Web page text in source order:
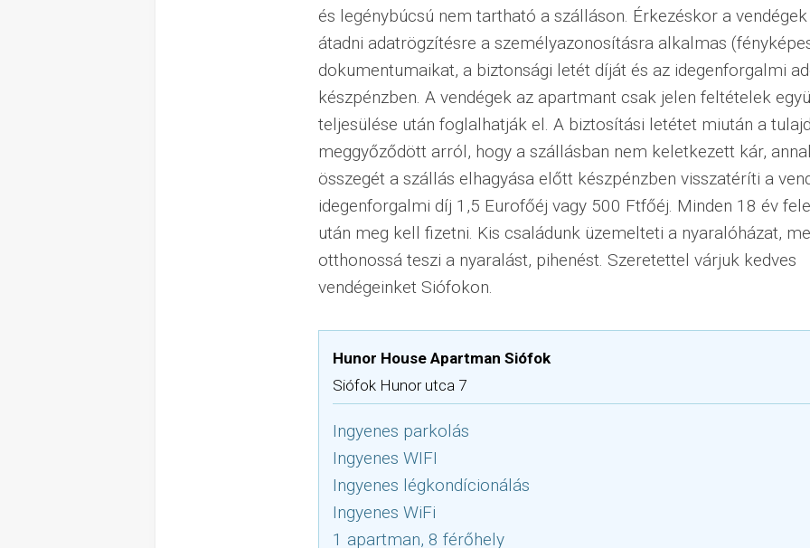
és legénybúcsú nem tartható a szálláson. Érkezéskor a
átadni adatrögzítésre a személyazonosításra alkalmas
dokumentumaikat, a biztonsági letét díját és az idegenforgalmi
készpénzben. A vendégek az apartmant csak jelen feltételek
teljesülése után foglalhatják el. A biztosítási letétet miután a
meggyőződött arról, hogy a szállásban nem keletkezett kár,
összegét a szállás elhagyása előtt készpénzben visszatéríti a
idegenforgalmi díj 1,5 Eurofőéj vagy 500 Ftfőéj. Minden 18 év
után meg kell fizetni. Kis családunk üzemelteti a nyaralóházat,
otthonossá teszi a nyaralást, pihenést. Szeretettel várjuk kedves
vendégeinket Siófokon.
Hunor House Apartman Siófok
Siófok Hunor utca 7
Ingyenes parkolás
Ingyenes WIFI
Ingyenes légkondícionálás
Ingyenes WiFi
1 apartman, 8 férőhely